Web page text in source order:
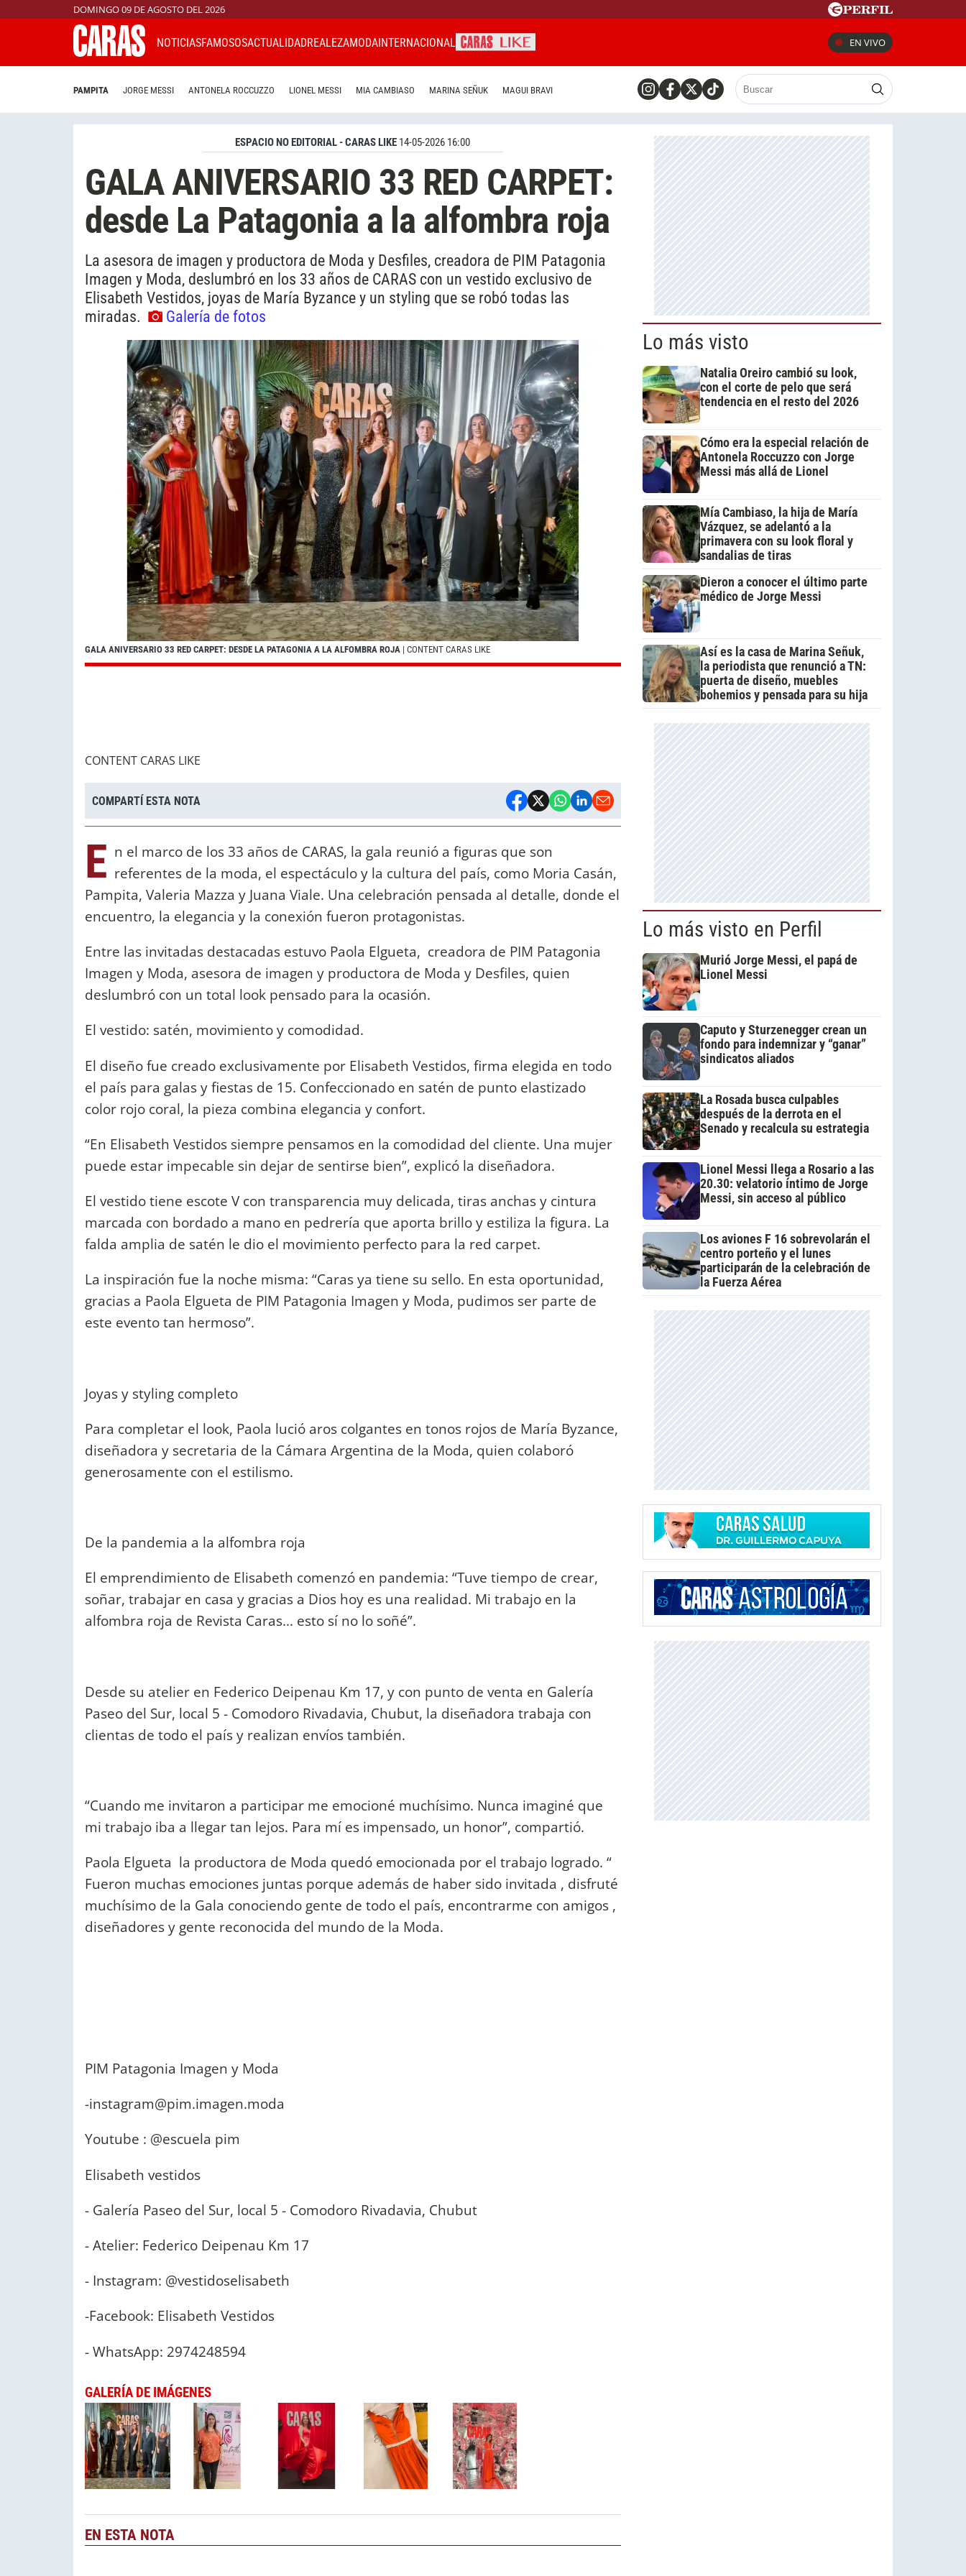
DOMINGO 09 DE AGOSTO DEL 2026
NOTICIASFAMOSOSACTUALIDADREALEZAMODAINTERNACIONAL EN VIVO
PAMPITA JORGE MESSI ANTONELA ROCCUZZO LIONEL MESSI MIA CAMBIASO MARINA SEÑUK MAGUI BRAVI
ESPACIO NO EDITORIAL - CARAS LIKE 14-05-2026 16:00
GALA ANIVERSARIO 33 RED CARPET:
desde La Patagonia a la alfombra roja
La asesora de imagen y productora de Moda y Desfiles, creadora de PIM Patagonia
Imagen y Moda, deslumbró en los 33 años de CARAS con un vestido exclusivo de
Elisabeth Vestidos, joyas de María Byzance y un styling que se robó todas las
miradas.
Galería de fotos
GALA ANIVERSARIO 33 RED CARPET: DESDE LA PATAGONIA A LA ALFOMBRA ROJA | CONTENT CARAS LIKE
CONTENT CARAS LIKE
COMPARTÍ ESTA NOTA
E n el marco de los 33 años de CARAS, la gala reunió a figuras que son
referentes de la moda, el espectáculo y la cultura del país, como Moria Casán,
Pampita, Valeria Mazza y Juana Viale. Una celebración pensada al detalle, donde el
encuentro, la elegancia y la conexión fueron protagonistas.
Entre las invitadas destacadas estuvo Paola Elgueta, creadora de PIM Patagonia
Imagen y Moda, asesora de imagen y productora de Moda y Desfiles, quien
deslumbró con un total look pensado para la ocasión.
El vestido: satén, movimiento y comodidad.
El diseño fue creado exclusivamente por Elisabeth Vestidos, firma elegida en todo
el país para galas y fiestas de 15. Confeccionado en satén de punto elastizado
color rojo coral, la pieza combina elegancia y confort.
“En Elisabeth Vestidos siempre pensamos en la comodidad del cliente. Una mujer
puede estar impecable sin dejar de sentirse bien”, explicó la diseñadora.
El vestido tiene escote V con transparencia muy delicada, tiras anchas y cintura
marcada con bordado a mano en pedrería que aporta brillo y estiliza la figura. La
falda amplia de satén le dio el movimiento perfecto para la red carpet.
La inspiración fue la noche misma: “Caras ya tiene su sello. En esta oportunidad,
gracias a Paola Elgueta de PIM Patagonia Imagen y Moda, pudimos ser parte de
este evento tan hermoso”.
Joyas y styling completo
Para completar el look, Paola lució aros colgantes en tonos rojos de María Byzance,
diseñadora y secretaria de la Cámara Argentina de la Moda, quien colaboró
generosamente con el estilismo.
De la pandemia a la alfombra roja
El emprendimiento de Elisabeth comenzó en pandemia: “Tuve tiempo de crear,
soñar, trabajar en casa y gracias a Dios hoy es una realidad. Mi trabajo en la
alfombra roja de Revista Caras... esto sí no lo soñé”.
Desde su atelier en Federico Deipenau Km 17, y con punto de venta en Galería
Paseo del Sur, local 5 - Comodoro Rivadavia, Chubut, la diseñadora trabaja con
clientas de todo el país y realizan envíos también.
“Cuando me invitaron a participar me emocioné muchísimo. Nunca imaginé que
mi trabajo iba a llegar tan lejos. Para mí es impensado, un honor”, compartió.
Paola Elgueta la productora de Moda quedó emocionada por el trabajo logrado. “
Fueron muchas emociones juntas porque además de haber sido invitada , disfruté
muchísimo de la Gala conociendo gente de todo el país, encontrarme con amigos ,
diseñadores y gente reconocida del mundo de la Moda.
PIM Patagonia Imagen y Moda
-instagram@pim.imagen.moda
Youtube : @escuela pim
Elisabeth vestidos
- Galería Paseo del Sur, local 5 - Comodoro Rivadavia, Chubut
- Atelier: Federico Deipenau Km 17
- Instagram: @vestidoselisabeth
-Facebook: Elisabeth Vestidos
- WhatsApp: 2974248594
GALERÍA DE IMÁGENES
EN ESTA NOTA
Lo más visto
Natalia Oreiro cambió su look,
con el corte de pelo que será
tendencia en el resto del 2026
Cómo era la especial relación de
Antonela Roccuzzo con Jorge
Messi más allá de Lionel
Mía Cambiaso, la hija de María
Vázquez, se adelantó a la
primavera con su look floral y
sandalias de tiras
Dieron a conocer el último parte
médico de Jorge Messi
Así es la casa de Marina Señuk,
la periodista que renunció a TN:
puerta de diseño, muebles
bohemios y pensada para su hija
Lo más visto en Perfil
Murió Jorge Messi, el papá de
Lionel Messi
Caputo y Sturzenegger crean un
fondo para indemnizar y “ganar”
sindicatos aliados
La Rosada busca culpables
después de la derrota en el
Senado y recalcula su estrategia
Lionel Messi llega a Rosario a las
20.30: velatorio íntimo de Jorge
Messi, sin acceso al público
Los aviones F 16 sobrevolarán el
centro porteño y el lunes
participarán de la celebración de
la Fuerza Aérea